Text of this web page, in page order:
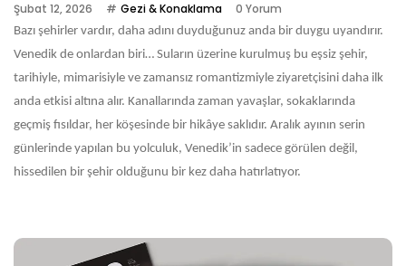
Şubat 12, 2026 Gezi & Konaklama 0 Yorum
Bazı şehirler vardır, daha adını duyduğunuz anda bir duygu uyandırır.
Venedik de onlardan biri… Suların üzerine kurulmuş bu eşsiz şehir,
tarihiyle, mimarisiyle ve zamansız romantizmiyle ziyaretçisini daha ilk
anda etkisi altına alır. Kanallarında zaman yavaşlar, sokaklarında
geçmiş fısıldar, her köşesinde bir hikâye saklıdır. Aralık ayının serin
günlerinde yapılan bu yolculuk, Venedik’in sadece görülen değil,
hissedilen bir şehir olduğunu bir kez daha hatırlatıyor.